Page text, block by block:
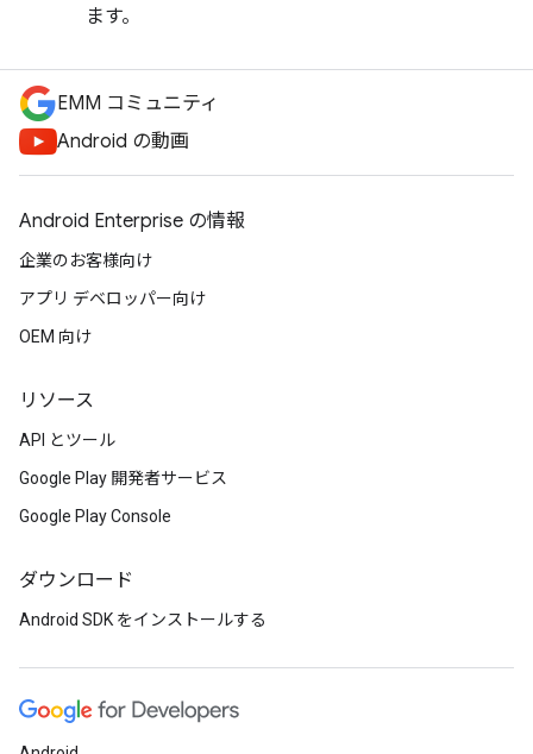
ます。
EMM コミュニティ
Android の動画
Android Enterprise の情報
企業のお客様向け
アプリ デベロッパー向け
OEM 向け
リソース
API とツール
Google Play 開発者サービス
Google Play Console
ダウンロード
Android SDK をインストールする